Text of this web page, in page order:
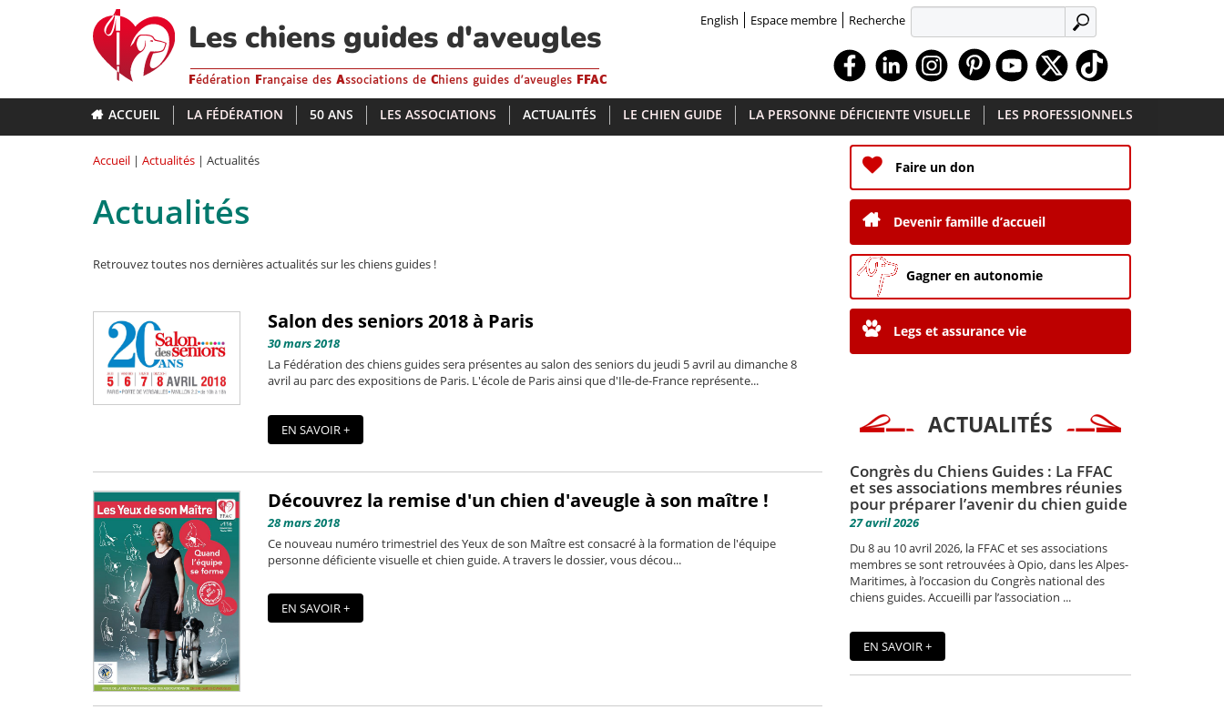
Les chiens guides d'aveugles
Fédération Française des Associations de Chiens guides d'aveugles FFAC
English Espace membre Recherche APPLIQUER
FacebookLinkedin Instagram Youtube
ACCUEIL LA FÉDÉRATION 50 ANS LES ASSOCIATIONS ACTUALITÉS LE CHIEN GUIDE LA PERSONNE DÉFICIENTE VISUELLE LES PROFESSIONNELS
Accueil | Actualités | Actualités
Actualités
Retrouvez toutes nos dernières actualités sur les chiens guides !
Salon des seniors 2018 à Paris
30 mars 2018
La Fédération des chiens guides sera présentes au salon des seniors du jeudi 5 avril au dimanche 8
avril au parc des expositions de Paris. L'école de Paris ainsi que d'Ile-de-France représente...
EN SAVOIR +
Découvrez la remise d'un chien d'aveugle à son maître !
28 mars 2018
Ce nouveau numéro trimestriel des Yeux de son Maître est consacré à la formation de l'équipe
personne déficiente visuelle et chien guide. A travers le dossier, vous décou...
EN SAVOIR +
Faire un don
Devenir famille d’accueil
Gagner en autonomie
Legs et assurance vie
ACTUALITÉS
Congrès du Chiens Guides : La FFAC
et ses associations membres réunies
pour préparer l’avenir du chien guide
27 avril 2026
Du 8 au 10 avril 2026, la FFAC et ses associations
membres se sont retrouvées à Opio, dans les Alpes-
Maritimes, à l’occasion du Congrès national des
chiens guides. Accueilli par l’association ...
EN SAVOIR +